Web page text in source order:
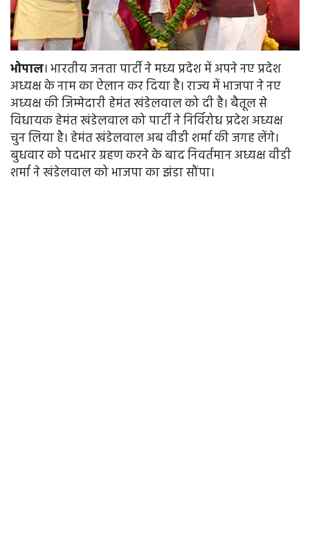
भोपाल। भारतीय जनता पार्टी ने मध्य प्रदेश में अपने नए प्रदेश
अध्यक्ष के नाम का ऐलान कर दिया है। राज्य में भाजपा ने नए
अध्यक्ष की जिम्मेदारी हेमंत खंडेलवाल को दी है। बैतूल से
विधायक हेमंत खंडेलवाल को पार्टी ने निर्विरोध प्रदेश अध्यक्ष
चुन लिया है। हेमंत खंडेलवाल अब वीडी शर्मा की जगह लेंगे।
बुधवार को पदभार ग्रहण करने के बाद निवर्तमान अध्यक्ष वीडी
शर्मा ने खंडेलवाल को भाजपा का झंडा सौंपा।